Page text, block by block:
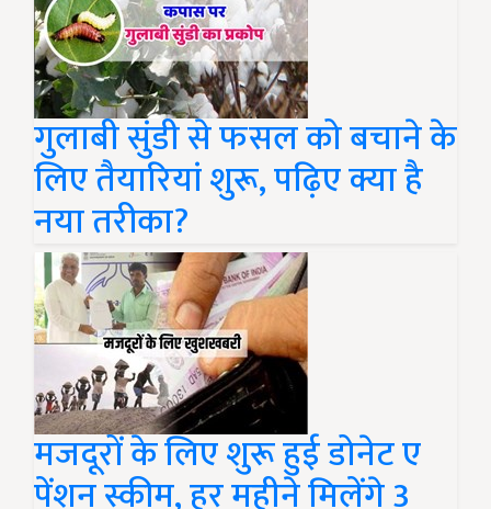
गुलाबी सुंडी से फसल को बचाने के
लिए तैयारियां शुरू, पढ़िए क्या है
नया तरीका?
मजदूरों के लिए शुरू हुई डोनेट ए
पेंशन स्कीम, हर महीने मिलेंगे 3